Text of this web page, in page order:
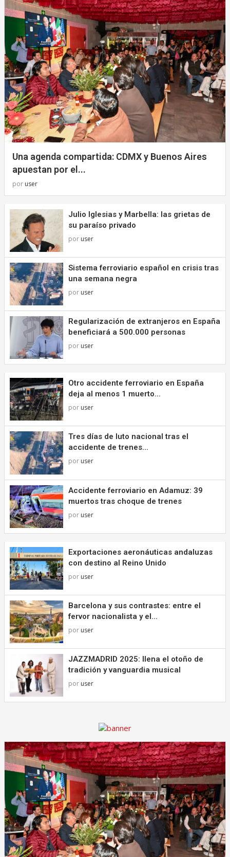
Una agenda compartida: CDMX y Buenos Aires
apuestan por el...
por user
Julio Iglesias y Marbella: las grietas de
su paraíso privado
por user
Sistema ferroviario español en crisis tras
una semana negra
por user
Regularización de extranjeros en España
beneficiará a 500.000 personas
por user
Otro accidente ferroviario en España
deja al menos 1 muerto...
por user
Tres días de luto nacional tras el
accidente de trenes...
por user
Accidente ferroviario en Adamuz: 39
muertos tras choque de trenes
por user
Exportaciones aeronáuticas andaluzas
con destino al Reino Unido
por user
Barcelona y sus contrastes: entre el
fervor nacionalista y el...
por user
JAZZMADRID 2025: llena el otoño de
tradición y vanguardia musical
por user